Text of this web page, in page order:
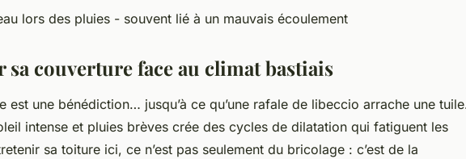
lors des pluies - souvent lié à un mauvais écoulement
sa couverture face au climat bastiais
est une bénédiction… jusqu’à ce qu’une rafale de libeccio arrache une
intense et pluies brèves crée des cycles de dilatation qui fatiguent les
sa toiture ici, ce n’est pas seulement du bricolage : c’est de la